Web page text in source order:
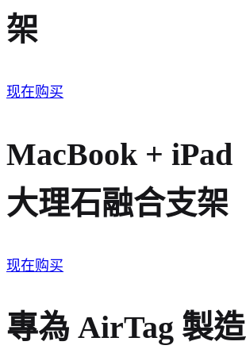
架
现在购买
MacBook + iPad
大理石融合支架
现在购买
專為 AirTag 製造